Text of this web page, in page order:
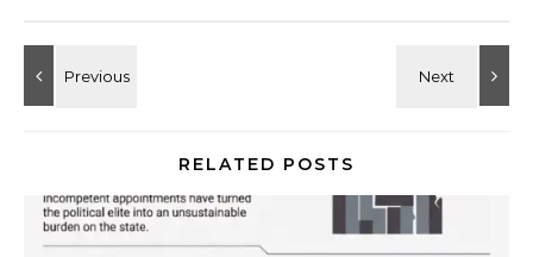
RELATED POSTS